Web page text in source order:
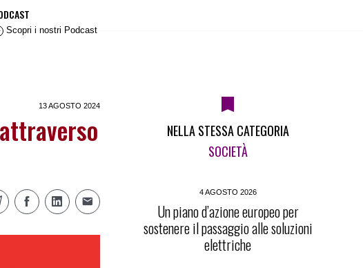
Scopri i nostri Podcast
13 AGOSTO 2024
NELLA STESSA CATEGORIA
SOCIETÀ
4 AGOSTO 2026
Un piano d’azione europeo per
sostenere il passaggio alle soluzioni
elettriche